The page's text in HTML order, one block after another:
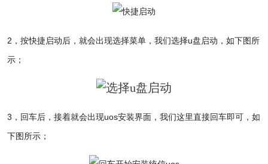
2，按快捷启动后，就会出现选择菜单，我们选择u盘启动，如下图所
示；
3，回车后，接着就会出现uos安装界面，我们这里直接回车即可，如
下图所示；